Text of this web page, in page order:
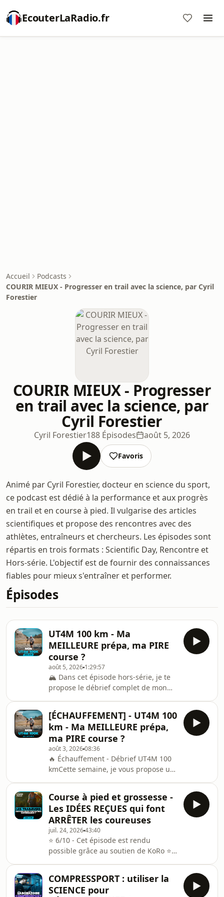
EcouterLaRadio.fr
Accueil
Podcasts
COURIR MIEUX - Progresser en trail avec la science, par Cyril
Forestier
COURIR MIEUX - Progresser
en trail avec la science, par
Cyril Forestier
Cyril Forestier188 Épisodes août 5, 2026
Favoris
Animé par Cyril Forestier, docteur en science du sport,
ce podcast est dédié à la performance et aux progrès
en trail et en course à pied. Il vulgarise des articles
scientifiques et propose des rencontres avec des
athlètes, entraîneurs et chercheurs. Les épisodes sont
répartis en trois formats : Scientific Day, Rencontre et
Hors-série. L'objectif est de fournir des connaissances
fiables pour mieux s'entraîner et performer.
Épisodes
UT4M 100 km - Ma
MEILLEURE prépa, ma PIRE
course ?
août 5, 2026 1:29:57
🏔️ Dans cet épisode hors-série, je te
propose le débrief complet de mon
Massifs, avec près de 6000 m de
dénivelé positif entre Belledonne et
Chartreuse. Je reviens d'abord sur
une préparation bousculée par une
ténosynovite, sur le changement
d'objectif à quelques semaines du
départ, puis sur deux gros blocs de
charge à 17h et 19h, cinq semaines
d'acclimatation à la
[ÉCHAUFFEMENT] - UT4M 100
km - Ma MEILLEURE prépa,
ma PIRE course ?
août 3, 202608:36
🔥 Échauffement - Débrief UT4M 100
kmCette semaine, je vous propose un
Mieux.À travers cet extrait, on entre
dans le débrief de ma dernière
course, l'UT4M 100 km, entre
Belledonne et Chartreuse. Une
préparation dont je suis très satisfait,
une forme rarement atteinte au
départ, et une course qui ne s'est
pourtant pas déroulée com
Course à pied et grossesse -
Les IDÉES REÇUES qui font
ARRÊTER les coureuses
juil. 24, 202643:40
⭐️ 6/10 - Cet épisode est rendu
possible grâce au soutien de KoRo ⭐️
la course à pied circulent encore
beaucoup de croyances, souvent
COMPRESSPORT : utiliser la
SCIENCE pour